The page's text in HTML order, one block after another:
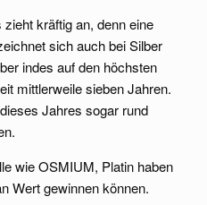
kräftig an, denn eine
sich auch bei Silber
indes auf den höchsten
mittlerweile sieben Jahren.
Jahres sogar rund
wie OSMIUM, Platin haben
Wert gewinnen können.